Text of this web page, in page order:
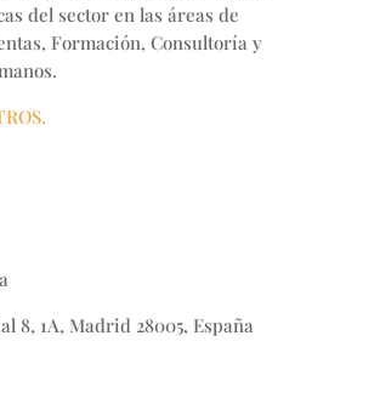
del sector en las áreas de
Formación, Consultoría y
8, 1A, Madrid 28005, España